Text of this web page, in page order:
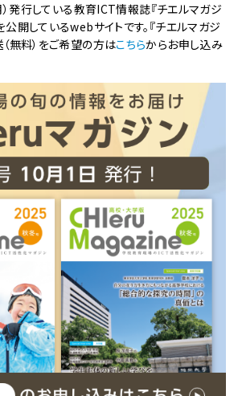
）発行している教育ICT情報誌『チエルマガジ
開しているwebサイトです。『チエルマガジ
無料）をご希望の方はこちらからお申し込み